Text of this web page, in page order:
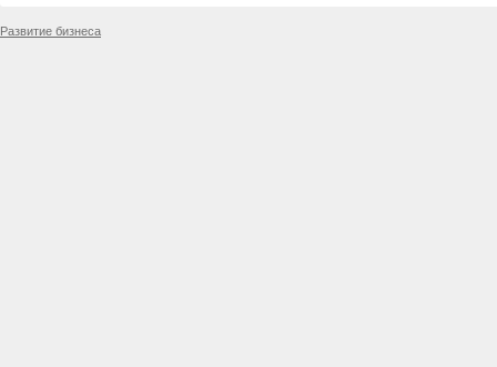
Развитие бизнеса